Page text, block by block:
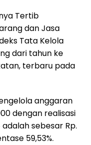
Tertib
dan Jasa
Tata Kelola
dari tahun ke
terbaru pada
anggaran
dengan realisasi
sebesar Rp.
59,53%.